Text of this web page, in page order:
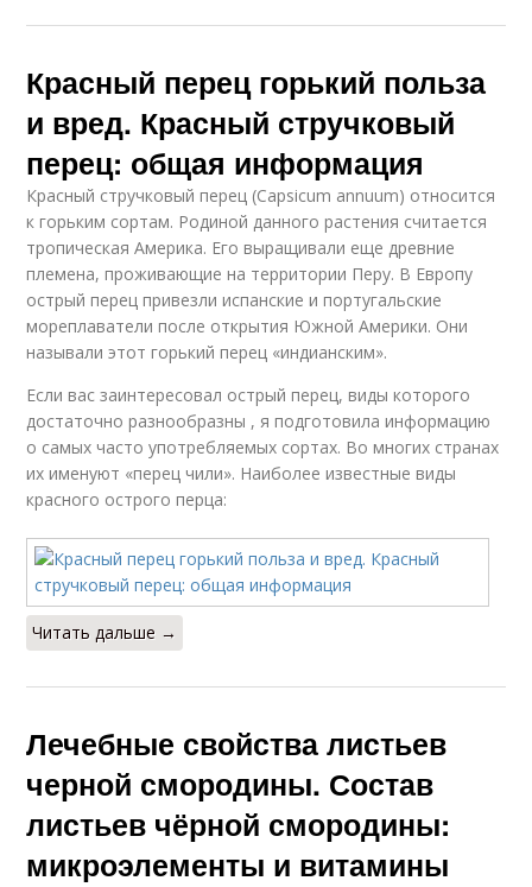
Красный перец горький польза
и вред. Красный стручковый
перец: общая информация
Красный стручковый перец (Capsicum annuum) относится
к горьким сортам. Родиной данного растения считается
тропическая Америка. Его выращивали еще древние
племена, проживающие на территории Перу. В Европу
острый перец привезли испанские и португальские
мореплаватели после открытия Южной Америки. Они
называли этот горький перец «индианским».
Если вас заинтересовал острый перец, виды которого
достаточно разнообразны , я подготовила информацию
о самых часто употребляемых сортах. Во многих странах
их именуют «перец чили». Наиболее известные виды
красного острого перца:
Читать дальше →
Лечебные свойства листьев
черной смородины. Состав
листьев чёрной смородины:
микроэлементы и витамины